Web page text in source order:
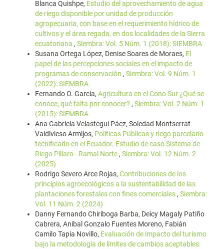
Blanca Quishpe, Estudio del aprovechamiento de agua
de riego disponible por unidad de producción
agropecuaria, con base en el requerimiento hídrico de
cultivos y el área regada, en dos localidades de la Sierra
ecuatoriana , Siembra: Vol. 5 Núm. 1 (2018): SIEMBRA
Susana Ortega López, Denise Soares de Moraes, El
papel de las percepciones sociales en el impacto de
programas de conservación , Siembra: Vol. 9 Núm. 1
(2022): SIEMBRA
Fernando O. Garcia, Agricultura en el Cono Sur ¿Qué se
conoce, qué falta por conocer? , Siembra: Vol. 2 Núm. 1
(2015): SIEMBRA
Ana Gabriela Velasteguí Páez, Soledad Montserrat
Valdivieso Armijos, Políticas Públicas y riego parcelario
tecnificado en el Ecuador. Estudio de caso Sistema de
Riego Píllaro - Ramal Norte, Siembra: Vol. 12 Núm. 2
(2025)
Rodrigo Severo Arce Rojas, Contribuciones de los
principios agroecológicos a la sustentabilidad de las
plantaciones forestales con fines comerciales, Siembra:
Vol. 11 Núm. 2 (2024)
Danny Fernando Chiriboga Barba, Deicy Magaly Patiño
Cabrera, Anibal Gonzalo Fuentes Moreno, Fabián
Camilo Tapia Novillo, Evaluación de impacto del turismo
bajo la metodología de límites de cambios aceptables: